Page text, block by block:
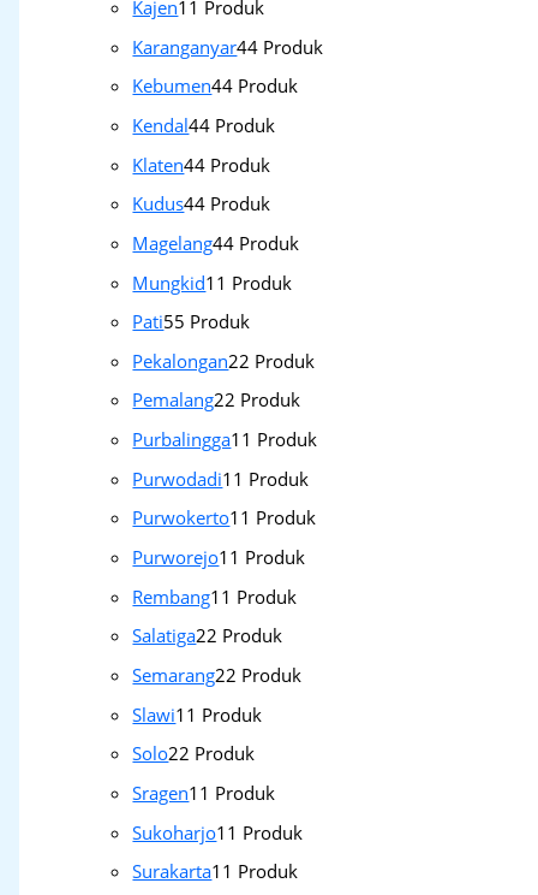
Kajen1 1 Produk
Karanganyar44 Produk
Kebumen44 Produk
Kendal44 Produk
Klaten44 Produk
Kudus44 Produk
Magelang44 Produk
Mungkid1 1 Produk
Pati55 Produk
Pekalongan22 Produk
Pemalang22 Produk
Purbalingga1 1 Produk
Purwodadi1 1 Produk
Purwokerto1 1 Produk
Purworejo1 1 Produk
Rembang1 1 Produk
Salatiga22 Produk
Semarang22 Produk
Slawi1 1 Produk
Solo22 Produk
Sragen1 1 Produk
Sukoharjo1 1 Produk
Surakarta1 1 Produk